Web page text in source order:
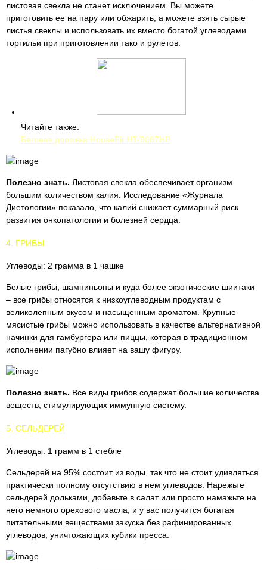
листовая свекла не станет исключением. Вы можете
приготовить ее на пару или обжарить, а можете взять сырые
листья свеклы и использовать их вместо богатой углеводами
тортильи при приготовлении тако и рулетов.
Читайте также:
Беговая дорожка HouseFit HT-9087HP
Полезно знать. Листовая свекла обеспечивает организм
большим количеством калия. Исследование «Журнала
Диетологии» показало, что калий снижает суммарный риск
развития онкопатологии и болезней сердца.
4. ГРИБЫ
Углеводы: 2 грамма в 1 чашке
Белые грибы, шампиньоны и куда более экзотические шиитаки
– все грибы относятся к низкоуглеводным продуктам с
великолепным вкусом и насыщенным ароматом. Крупные
мясистые грибы можно использовать в качестве альтернативной
начинки для гамбургера или пиццы, которая в традиционном
исполнении пагубно влияет на вашу фигуру.
Полезно знать. Все виды грибов содержат большие количества
веществ, стимулирующих иммунную систему.
5. СЕЛЬДЕРЕЙ
Углеводы: 1 грамм в 1 стебле
Сельдерей на 95% состоит из воды, так что не стоит удивляться
практически полному отсутствию в нем углеводов. Нарежьте
сельдерей дольками, добавьте в салат или просто намажьте на
него немного орехового масла, и у вас получится богатая
питательными веществами закуска без рафинированных
углеводов, уничтожающих кубики пресса.